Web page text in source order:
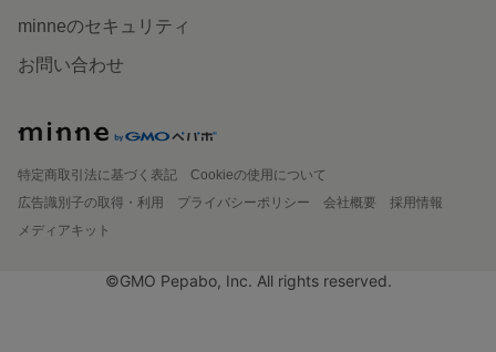
minneのセキュリティ
お問い合わせ
特定商取引法に基づく表記
Cookieの使用について
広告識別子の取得・利用
プライバシーポリシー 会社概要
採用情報
メディアキット
©GMO Pepabo, Inc. All rights reserved.